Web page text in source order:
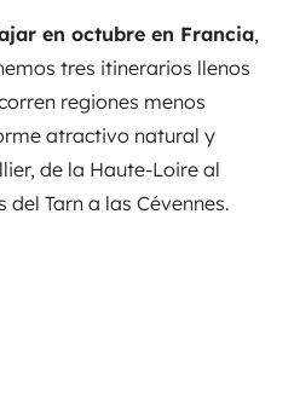
en octubre en Francia,
tres itinerarios llenos
regiones menos
atractivo natural y
de la Haute-Loire al
Tarn a las Cévennes.